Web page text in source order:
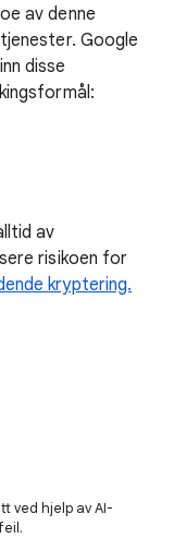
av denne
Google
disse
av
risikoen for
kryptering.
ved hjelp av AI-